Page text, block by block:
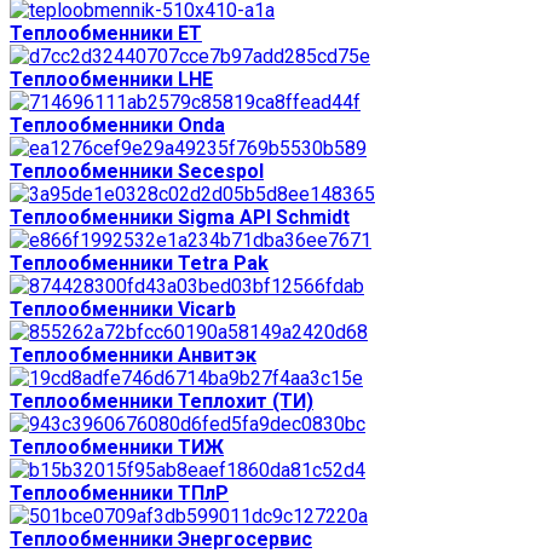
Теплообменники ЕТ
Теплообменники LHE
Теплообменники Onda
Теплообменники Secespol
Теплообменники Sigma API Schmidt
Теплообменники Tetra Pak
Теплообменники Vicarb
Теплообменники Анвитэк
Теплообменники Теплохит (ТИ)
Теплообменники ТИЖ
Теплообменники ТПлР
Теплообменники Энергосервис